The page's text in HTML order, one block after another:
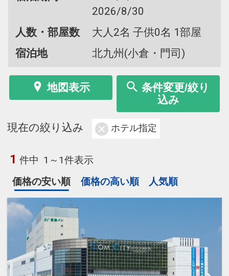
2026/8/30
人数・部屋数
大人2名 子供0名 1部屋
宿泊地
北九州(小倉・門司)
地図表示
条件変更/絞り
込み
現在の絞り込み ホテル指定
1 件中 1～1件表示
価格の安い順
価格の高い順 人気順